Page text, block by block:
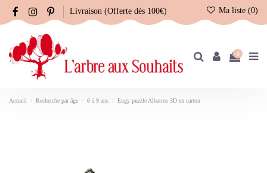
Livraison (Offerte dès 100€) Ma liste (0)
0
Accueil Recherche par âge 6 à 9 ans Eugy puzzle Albatros 3D en carton